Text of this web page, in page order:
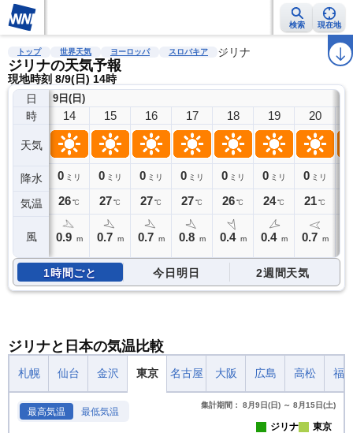
検索 現在地
雨雲レーダー 台風情報 地震情報 警報・注意報 ラ
トップ 世界天気 ヨーロッパ スロバキア ジリナ
ジリナの天気予報
現地時刻 8/9(日) 14時
日
時
天気
降水
気温
風
9日(日)
14
0 ミリ
26℃
0.9 m
15
0 ミリ
27℃
0.7 m
16
0 ミリ
27℃
0.7 m
17
0 ミリ
27℃
0.8 m
18
0 ミリ
26℃
0.4 m
19
0 ミリ
24℃
0.4 m
20
0 ミリ
21℃
0.7 m
1時間ごと 今日明日 2週間天気
ジリナと日本の気温比較
札幌 仙台 金沢 東京 名古屋 大阪 広島 高松 福
最高気温 最低気温
集計期間： 8月9日(日) ～ 8月15日(土)
ジリナ 東京